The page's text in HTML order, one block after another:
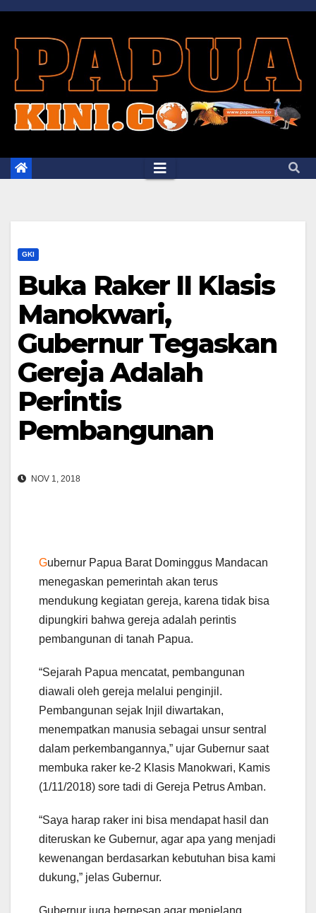
Skip
content
GKI
Buka Raker II Klasis
Manokwari,
Gubernur Tegaskan
Gereja Adalah
Perintis
Pembangunan
NOV 1, 2018
Gubernur Papua Barat Dominggus Mandacan
menegaskan pemerintah akan terus
mendukung kegiatan gereja, karena tidak bisa
dipungkiri bahwa gereja adalah perintis
pembangunan di tanah Papua.
“Sejarah Papua mencatat, pembangunan
diawali oleh gereja melalui penginjil.
Pembangunan sejak Injil diwartakan,
menempatkan manusia sebagai unsur sentral
dalam perkembangannya,” ujar Gubernur saat
membuka raker ke-2 Klasis Manokwari, Kamis
(1/11/2018) sore tadi di Gereja Petrus Amban.
“Saya harap raker ini bisa mendapat hasil dan
diteruskan ke Gubernur, agar apa yang menjadi
kewenangan berdasarkan kebutuhan bisa kami
dukung,” jelas Gubernur.